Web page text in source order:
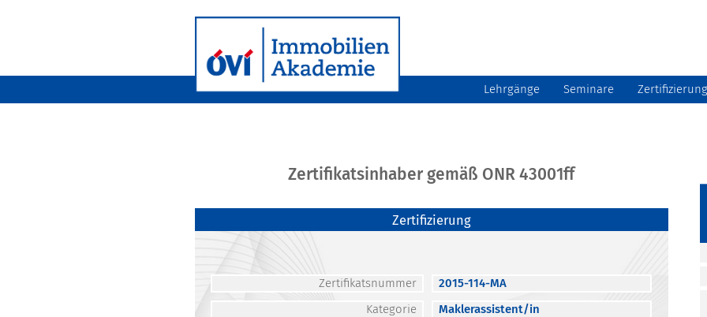
Lehrgänge Seminare Zertifizierung
Zertifikatsinhaber gemäß ONR 43001ff
Zertifizierung
Zertifikatsnummer
2015-114-MA
Kategorie
Maklerassistent/in